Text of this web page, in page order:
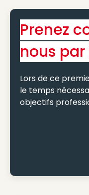
Prenez
nous
Lors de ce
le temps
objectifs